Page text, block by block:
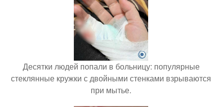
Десятки людей попали в больницу: популярные
стеклянные кружки с двойными стенками взрываются
при мытье.